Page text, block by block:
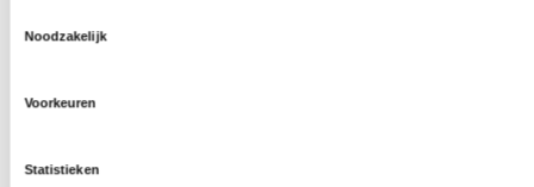
Noodzakelijk
Voorkeuren
Statistieken